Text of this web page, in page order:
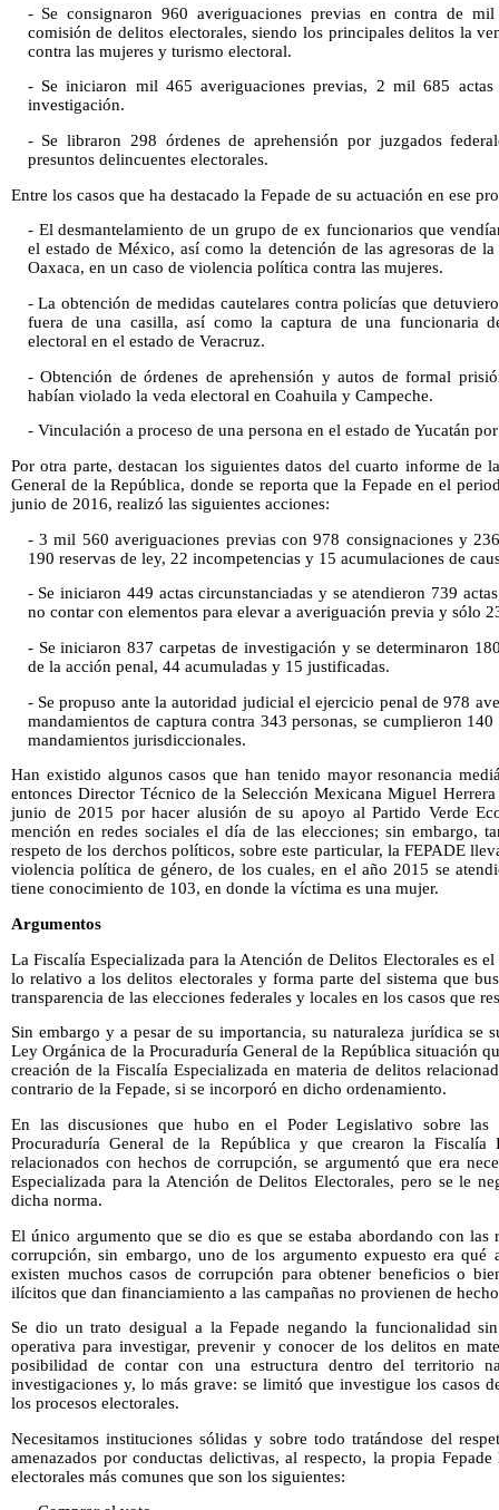
- Se consignaron 960 averiguaciones previas en contra de
comisión de delitos electorales, siendo los principales delitos la
contra las mujeres y turismo electoral.
- Se iniciaron mil 465 averiguaciones previas, 2 mil 685 actas
investigación.
- Se libraron 298 órdenes de aprehensión por juzgados
presuntos delincuentes electorales.
Entre los casos que ha destacado la Fepade de su actuación en ese
- El desmantelamiento de un grupo de ex funcionarios que
el estado de México, así como la detención de las agresoras de
Oaxaca, en un caso de violencia política contra las mujeres.
- La obtención de medidas cautelares contra policías que
fuera de una casilla, así como la captura de una funcionaria
electoral en el estado de Veracruz.
- Obtención de órdenes de aprehensión y autos de formal
habían violado la veda electoral en Coahuila y Campeche.
- Vinculación a proceso de una persona en el estado de Yucatán
Por otra parte, destacan los siguientes datos del cuarto informe de
General de la República, donde se reporta que la Fepade en el
junio de 2016, realizó las siguientes acciones:
- 3 mil 560 averiguaciones previas con 978 consignaciones y
190 reservas de ley, 22 incompetencias y 15 acumulaciones de
- Se iniciaron 449 actas circunstanciadas y se atendieron 739
no contar con elementos para elevar a averiguación previa y sólo
- Se iniciaron 837 carpetas de investigación y se determinaron
de la acción penal, 44 acumuladas y 15 justificadas.
- Se propuso ante la autoridad judicial el ejercicio penal de 978
mandamientos de captura contra 343 personas, se cumplieron
mandamientos jurisdiccionales.
Han existido algunos casos que han tenido mayor resonancia
entonces Director Técnico de la Selección Mexicana Miguel
junio de 2015 por hacer alusión de su apoyo al Partido Verde
mención en redes sociales el día de las elecciones; sin embargo,
respeto de los derchos políticos, sobre este particular, la FEPADE
violencia política de género, de los cuales, en el año 2015 se
tiene conocimiento de 103, en donde la víctima es una mujer.
Argumentos
La Fiscalía Especializada para la Atención de Delitos Electorales es
lo relativo a los delitos electorales y forma parte del sistema que
transparencia de las elecciones federales y locales en los casos que
Sin embargo y a pesar de su importancia, su naturaleza jurídica se
Ley Orgánica de la Procuraduría General de la República situación
creación de la Fiscalía Especializada en materia de delitos
contrario de la Fepade, si se incorporó en dicho ordenamiento.
En las discusiones que hubo en el Poder Legislativo sobre
Procuraduría General de la República y que crearon la Fiscalía
relacionados con hechos de corrupción, se argumentó que era
Especializada para la Atención de Delitos Electorales, pero se le
dicha norma.
El único argumento que se dio es que se estaba abordando con
corrupción, sin embargo, uno de los argumento expuesto era qué
existen muchos casos de corrupción para obtener beneficios o
ilícitos que dan financiamiento a las campañas no provienen de
Se dio un trato desigual a la Fepade negando la funcionalidad
operativa para investigar, prevenir y conocer de los delitos en
posibilidad de contar con una estructura dentro del territorio
investigaciones y, lo más grave: se limitó que investigue los casos
los procesos electorales.
Necesitamos instituciones sólidas y sobre todo tratándose del
amenazados por conductas delictivas, al respecto, la propia
electorales más comunes que son los siguientes: